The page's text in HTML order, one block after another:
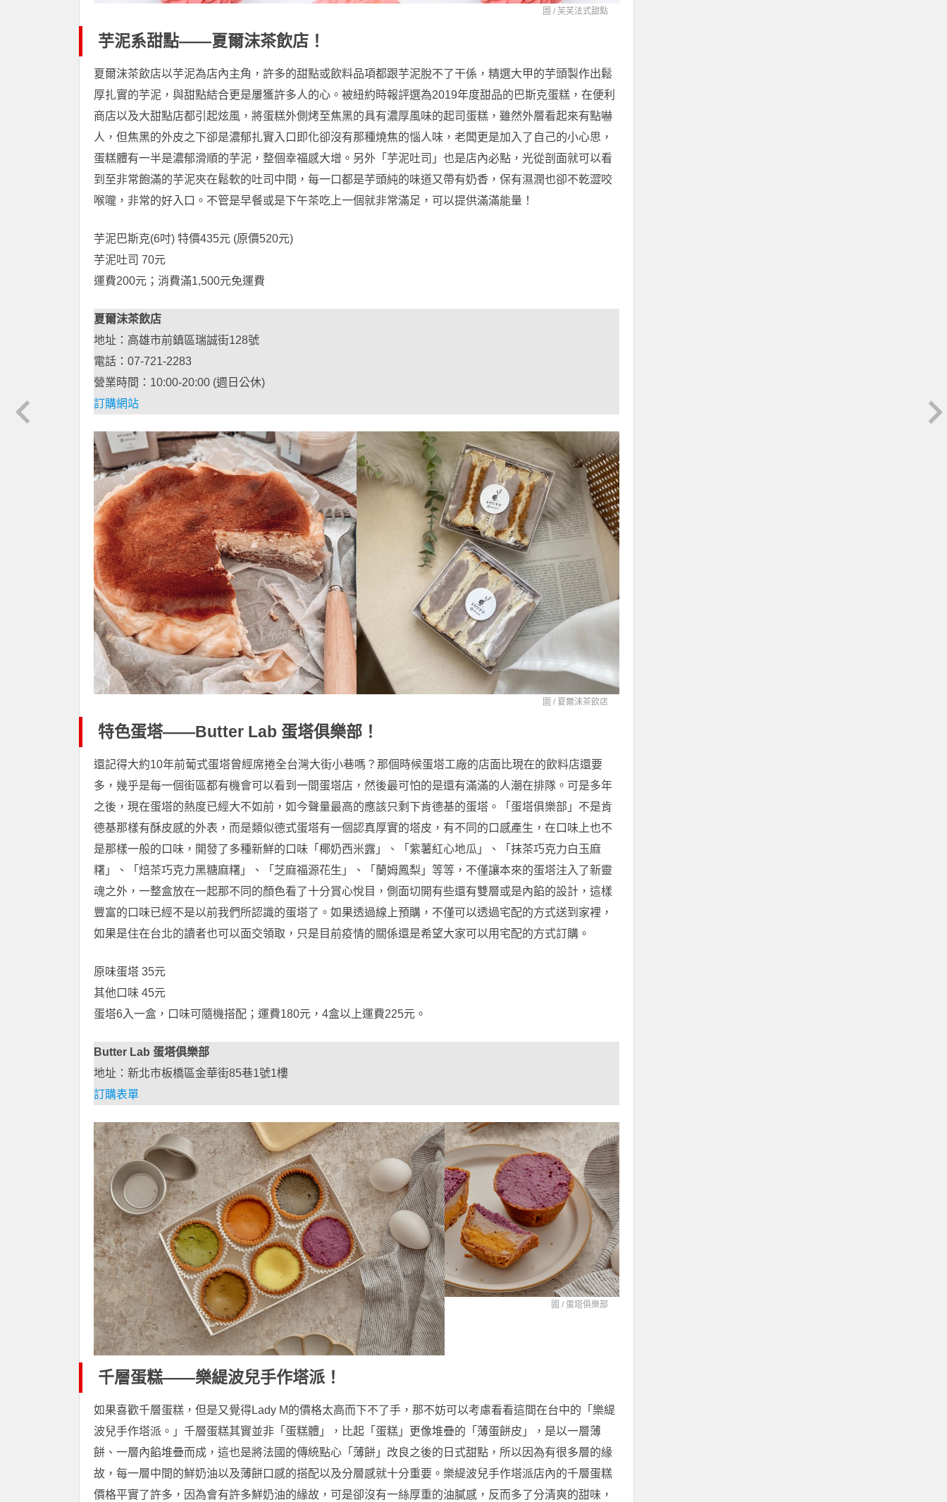
圖 /芙芙法式甜點
芋泥系甜點——夏爾沫茶飲店！
夏爾沫茶飲店以芋泥為店內主角，許多的甜點或飲料品項都跟芋泥脫不了干係，精選大甲的芋頭製作出鬆
厚扎實的芋泥，與甜點結合更是屢獲許多人的心。被紐約時報評選為2019年度甜品的巴斯克蛋糕，在便利
商店以及大甜點店都引起炫風，將蛋糕外側烤至焦黑的具有濃厚風味的起司蛋糕，雖然外層看起來有點嚇
人，但焦黑的外皮之下卻是濃郁扎實入口即化卻沒有那種燒焦的惱人味，老闆更是加入了自己的小心思，
蛋糕體有一半是濃郁滑順的芋泥，整個幸福感大增。另外「芋泥吐司」也是店內必點，光從剖面就可以看
到至非常飽滿的芋泥夾在鬆軟的吐司中間，每一口都是芋頭純的味道又帶有奶香，保有濕潤也卻不乾澀咬
喉嚨，非常的好入口。不管是早餐或是下午茶吃上一個就非常滿足，可以提供滿滿能量！
芋泥巴斯克(6吋) 特價435元 (原價520元)
芋泥吐司 70元
運費200元；消費滿1,500元免運費
夏爾沫茶飲店
地址：高雄市前鎮區瑞誠街128號
電話：07-721-2283
營業時間：10:00-20:00 (週日公休)
訂購網站
圖 / 夏爾沫茶飲店
特色蛋塔——Butter Lab 蛋塔俱樂部！
還記得大約10年前葡式蛋塔曾經席捲全台灣大街小巷嗎？那個時候蛋塔工廠的店面比現在的飲料店還要
多，幾乎是每一個街區都有機會可以看到一間蛋塔店，然後最可怕的是還有滿滿的人潮在排隊。可是多年
之後，現在蛋塔的熱度已經大不如前，如今聲量最高的應該只剩下肯德基的蛋塔。「蛋塔俱樂部」不是肯
德基那樣有酥皮感的外表，而是類似德式蛋塔有一個認真厚實的塔皮，有不同的口感產生，在口味上也不
是那樣一般的口味，開發了多種新鮮的口味「椰奶西米露」、「紫薯紅心地瓜」、「抹茶巧克力白玉麻
糬」、「焙茶巧克力黑糖麻糬」、「芝麻福源花生」、「蘭姆鳳梨」等等，不僅讓本來的蛋塔注入了新靈
魂之外，一整盒放在一起那不同的顏色看了十分賞心悅目，側面切開有些還有雙層或是內餡的設計，這樣
豐富的口味已經不是以前我們所認識的蛋塔了。如果透過線上預購，不僅可以透過宅配的方式送到家裡，
如果是住在台北的讀者也可以面交領取，只是目前疫情的關係還是希望大家可以用宅配的方式訂購。
原味蛋塔 35元
其他口味 45元
蛋塔6入一盒，口味可隨機搭配；運費180元，4盒以上運費225元。
Butter Lab 蛋塔俱樂部
地址：新北市板橋區金華街85巷1號1樓
訂購表單
圖 /蛋塔俱樂部
千層蛋糕——樂緹波兒手作塔派！
如果喜歡千層蛋糕，但是又覺得Lady M的價格太高而下不了手，那不妨可以考慮看看這間在台中的「樂緹
波兒手作塔派。」千層蛋糕其實並非「蛋糕體」，比起「蛋糕」更像堆疊的「薄蛋餅皮」，是以一層薄
餅、一層內餡堆疊而成，這也是將法國的傳統點心「薄餅」改良之後的日式甜點，所以因為有很多層的緣
故，每一層中間的鮮奶油以及薄餅口感的搭配以及分層感就十分重要。樂緹波兒手作塔派店內的千層蛋糕
價格平實了許多，因為會有許多鮮奶油的緣故，可是卻沒有一絲厚重的油膩感，反而多了分清爽的甜味，